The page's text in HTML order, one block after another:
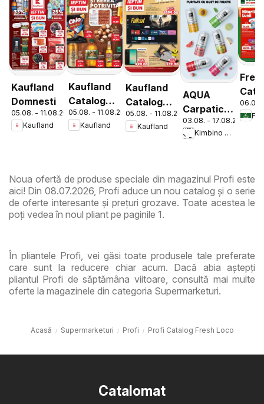
Kaufland
Domnesti
05.08. - 11.08.2026
Kaufland
Kaufland
Catalog
Tematic
05.08. - 11.08.2026
Kaufland
Kaufland
Catalog
Nonfood
05.08. - 11.08.2026
Kaufland
AQUA
Carpatica
Flavours
03.08. - 17.08.2026
Kimbino MG - RO
06.08.
Noua ofertă de produse speciale din magazinul Profi este
aici! Din 08.07.2026, Profi aduce un nou catalog și o serie
de oferte interesante și prețuri grozave. Toate acestea le
poți vedea în noul pliant pe paginile 1.
În pliantele Profi, vei găsi toate produsele tale preferate
care sunt la reducere chiar acum. Dacă abia aștepți
pliantul Profi de săptămâna viitoare, consultă mai multe
oferte la magazinele din categoria Supermarketuri.
Acasă Supermarketuri Profi Profi Catalog Fresh Loco
Catalomat